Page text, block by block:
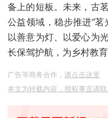
备上的短板。未来，古
公益领域，稳步推进“茗
以善意为灯、以爱心为
长保驾护航，为乡村教
广告等商务合作， 请点击这里
本文为转载内容，授权事宜请联